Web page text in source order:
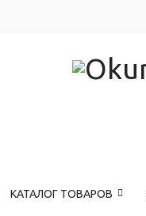
КАТАЛОГ ТОВАРОВ